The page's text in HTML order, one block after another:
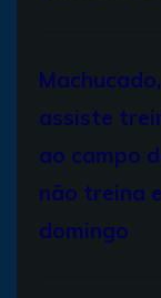
assiste
ao campo
não treina
domingo